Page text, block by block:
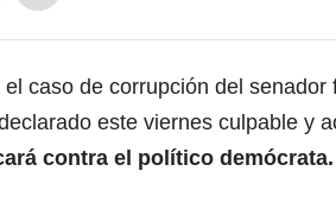
caso de corrupción del
este viernes culpable y
contra el político demócrata.